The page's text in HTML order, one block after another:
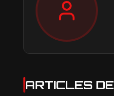
ARTICLES DE